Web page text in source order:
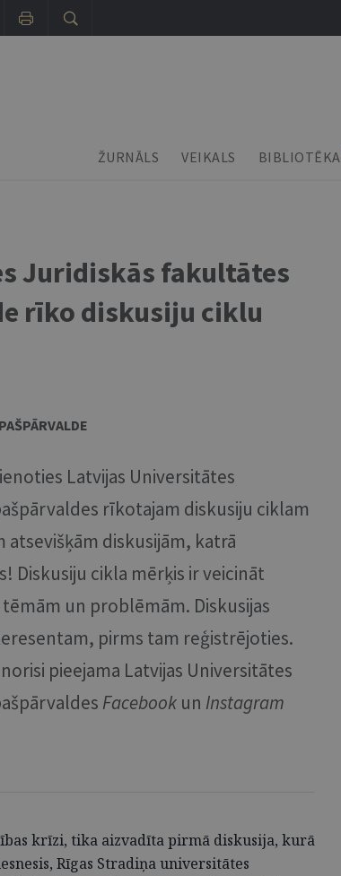
ŽURNĀLS VEIKALS BIBLIOTĒKA
Juridiskās fakultātes
rīko diskusiju ciklu
Latvijas Universitātes
rīkotajam diskusiju ciklam
atsevišķām diskusijām, katrā
Diskusiju cikla mērķis ir veicināt
un problēmām. Diskusijas
pirms tam reģistrējoties.
pieejama Latvijas Universitātes
Facebook un Instagram
krīzi, tika aizvadīta pirmā diskusija, kurā
Rīgas Stradiņa universitātes